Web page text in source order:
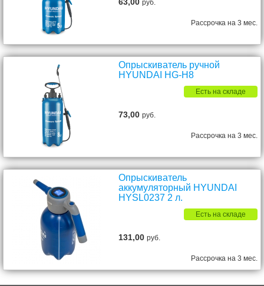
руб.
Рассрочка на 3 мес.
Опрыскиватель ручной
HYUNDAI HG-H8
Есть на складе
73,00руб.
Рассрочка на 3 мес.
Опрыскиватель
аккумуляторный HYUNDAI
HYSL0237 2 л.
Есть на складе
131,00руб.
Рассрочка на 3 мес.